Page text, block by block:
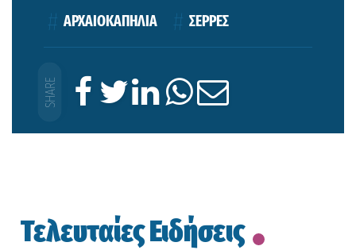
ΑΡΧΑΙΟΚΑΠΗΛΙΑ ΣΕΡΡΕΣ
Τελευταίες Ειδήσεις